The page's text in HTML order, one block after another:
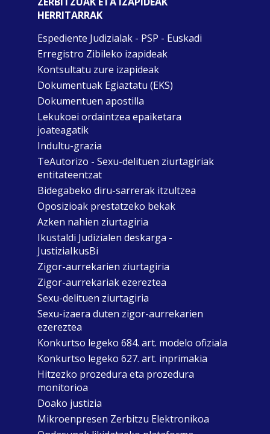
HERRITARRAK
Espediente Judizialak - PSP - Euskadi
Erregistro Zibileko izapideak
Kontsultatu zure izapideak
Dokumentuak Egiaztatu (EKS)
Dokumentuen apostilla
Lekukoei ordaintzea epaiketara
joateagatik
Indultu-grazia
TeAutorizo - Sexu-delituen ziurtagiriak
entitateentzat
Bidegabeko diru-sarrerak itzultzea
Oposizioak prestatzeko bekak
Azken nahien ziurtagiria
Ikustaldi Judizialen deskarga -
JustiziaIkusBi
Zigor-aurrekarien ziurtagiria
Zigor-aurrekariak ezereztea
Sexu-delituen ziurtagiria
Sexu-izaera duten zigor-aurrekarien
ezereztea
Konkurtso legeko 684. art. modelo ofiziala
Konkurtso legeko 627. art. inprimakia
Hitzezko prozedura eta prozedura
monitorioa
Doako justizia
Mikroenpresen Zerbitzu Elektronikoa